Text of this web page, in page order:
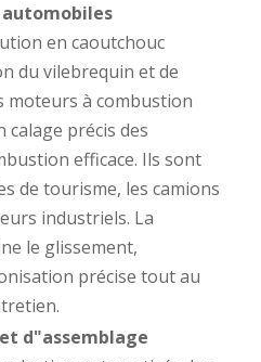
en caoutchouc
du vilebrequin et de
moteurs à combustion
précis des
efficace. Ils sont
de tourisme, les camions
industriels. La
le glissement,
précise tout au
d"assemblage